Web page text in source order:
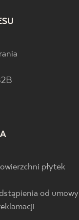
płytek
od umowy